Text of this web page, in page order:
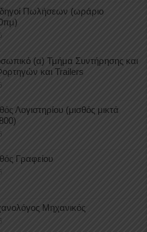
Πωλήσεων (ωράριο
(α) Τμήμα Συντήρησης και
και Trailers
Λογιστηρίου (μισθός μικτά
Γραφείου
Μηχανικός